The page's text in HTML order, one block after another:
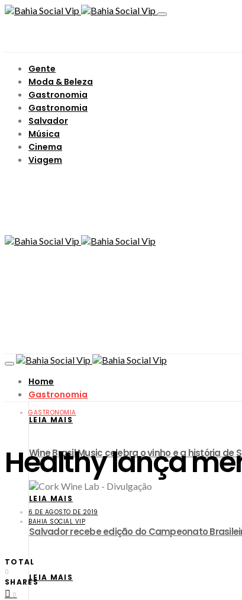
Gente
Moda & Beleza
Gastronomia
Gastronomia
Salvador
Música
Cinema
Viagem
Home
Gastronomia
LEIA MAIS
Wine Brasil Music celebra o vinho e a história
LEIA MAIS
​Salvador recebe edição do Campeonato
LEIA MAIS
GASTRONOMIA
Healthy lança
6 DE AGOSTO DE 2019
BAHIA SOCIAL VIP
TOTAL
0
SHARES
0